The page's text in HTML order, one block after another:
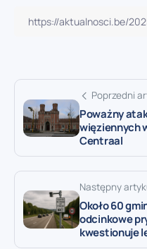
Poprzedni
Poważny
więziennych
Centraal
Następny
Około 60
odcinkowe
kwestionuje